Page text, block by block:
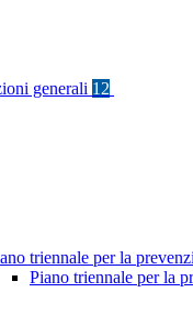
generali 12
triennale per la
Piano triennale per la